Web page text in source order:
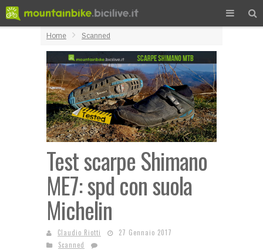
Home Scanned
Test scarpe Shimano
ME7: spd con suola
Michelin
Claudio Riotti
27 Gennaio 2017
Scanned